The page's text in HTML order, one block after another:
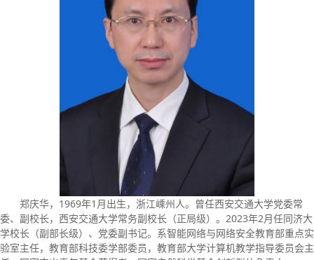
郑庆华，1969年1月出生，浙江嵊州人。曾任西安交通大学党委常
委、副校长，西安交通大学常务副校长（正局级）。2023年2月任同济大
学校长（副部长级）、党委副书记。系智能网络与网络安全教育部重点实
验室主任，教育部科技委学部委员，教育部大学计算机教学指导委员会主